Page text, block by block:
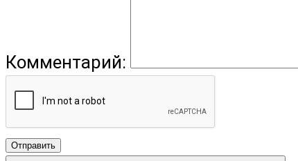
Комментарий:
Отправить